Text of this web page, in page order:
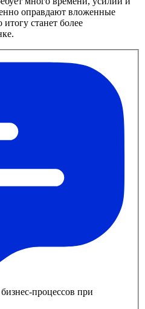
оправдают вложенные
станет более
процессов при